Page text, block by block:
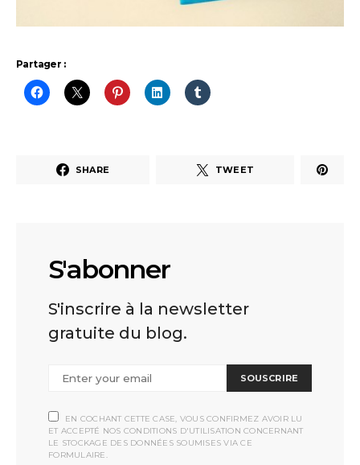
Partager :
SHARE TWEET
S'abonner
S'inscrire à la newsletter
gratuite du blog.
SOUSCRIRE
EN COCHANT CETTE CASE, VOUS CONFIRMEZ AVOIR LU
ET ACCEPTÉ NOS CONDITIONS D'UTILISATION CONCERNANT
LE STOCKAGE DES DONNÉES SOUMISES VIA CE
FORMULAIRE.